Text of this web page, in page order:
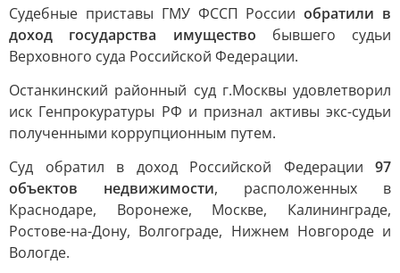
Судебные приставы ГМУ ФССП Россииобратили в
доход государства имущество бывшего судьи
Верховного суда Российской Федерации.
Останкинский районный суд г.Москвы удовлетворил
иск Генпрокуратуры РФ и признал активы экс-судьи
полученными коррупционным путем.
Суд обратил в доход Российской Федерации 97
объектов недвижимости, расположенных в
Краснодаре, Воронеже, Москве, Калининграде,
Ростове-на-Дону, Волгограде, Нижнем Новгороде и
Вологде.